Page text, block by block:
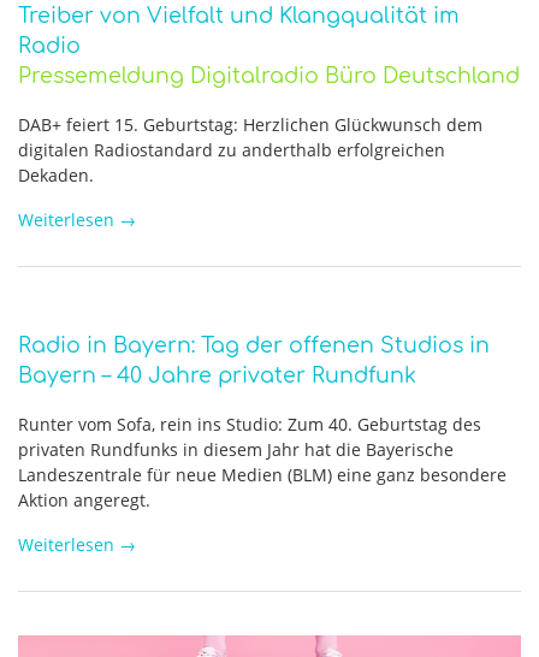
Treiber von Vielfalt und Klangqualität im
Radio
Pressemeldung Digitalradio Büro Deutschland
DAB+ feiert 15. Geburtstag: Herzlichen Glückwunsch dem
digitalen Radiostandard zu anderthalb erfolgreichen
Dekaden.
Weiterlesen →
Radio in Bayern: Tag der offenen Studios in
Bayern – 40 Jahre privater Rundfunk
Runter vom Sofa, rein ins Studio: Zum 40. Geburtstag des
privaten Rundfunks in diesem Jahr hat die Bayerische
Landeszentrale für neue Medien (BLM) eine ganz besondere
Aktion angeregt.
Weiterlesen →